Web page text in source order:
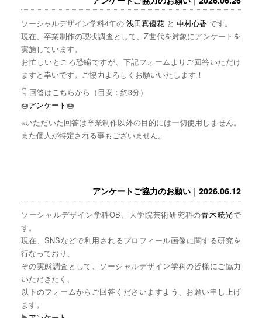
ソーシャルデザイン学科4年の 浅田真優花と 中村心香 です。
現在、卒業制作の現状調査として、Z世代を対象にアンケートを
実施しています。
お忙しいところ恐縮ですが、下記フォームよりご回答いただけ
ますと幸いです。ご協力よろしくお願いいたします！
👇 回答はこちらから（目安：約3分）
🍩アンケート🍩
※いただいた回答は卒業制作以外の目的には一切使用しません。
また個人が特定される事もございません。
アンケートご協力のお願い｜2026.06.12
ソーシャルデザイン学科OB、大学院芸術研究科の青木暁光で
す。
現在、SNSなどで利用されるプロフィール画像に関する研究を
行なっており、
その実態調査として、ソーシャルデザイン学科の皆様にご協力
いただきたく、
以下のフォームからご回答くださいますよう、お願い申し上げ
ます。